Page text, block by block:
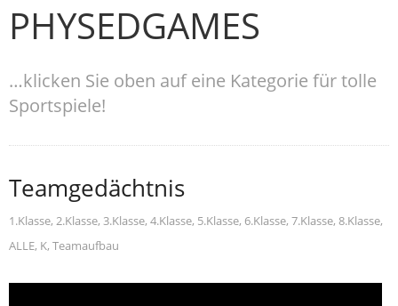
PHYSEDGAMES
…klicken Sie oben auf eine Kategorie für tolle
Sportspiele!
Teamgedächtnis
1.Klasse, 2.Klasse, 3.Klasse, 4.Klasse, 5.Klasse, 6.Klasse, 7.Klasse, 8.Klasse,
ALLE, K, Teamaufbau